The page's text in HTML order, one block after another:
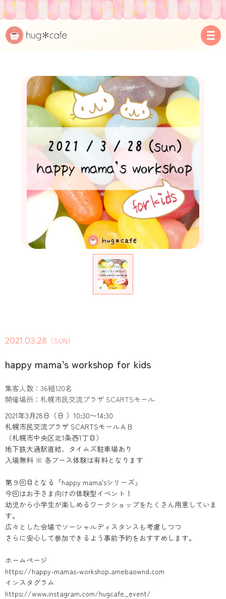
2021.03.28 （SUN）
happy mama’s workshop for kids
集客人数：36組120名
開催場所：札幌市民交流プラザ SCARTSモール
2021年3月28日（日 ）10:30〜14:30
札幌市民交流プラザ SCARTSモールＡＢ
（札幌市中央区北1条西1丁目）
地下鉄大通駅直結、タイムズ駐車場あり
入場無料 ※ 各ブース体験は有料となります
第９回目となる「happy mama'sシリーズ」
今回はお子さま向けの体験型イベント！
幼児から小学生が楽しめるワークショップをたくさん用意していま
す。
広々とした会場でソーシャルディスタンスも考慮しつつ
さらに安心して参加できるよう事前予約をおすすめします。
ホームページ
https://happy-mamas-workshop.amebaownd.com
インスタグラム
https://www.instagram.com/hugcafe_event/